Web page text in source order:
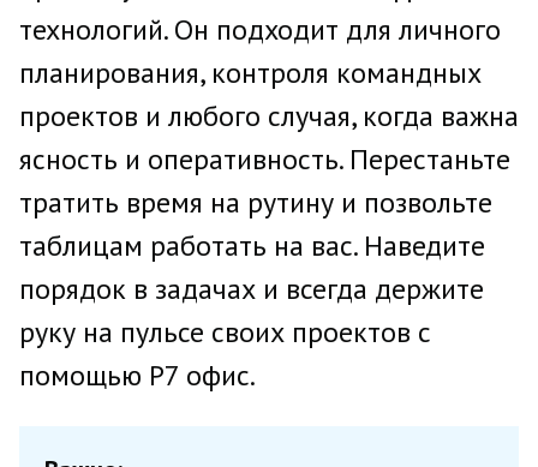
технологий. Он подходит для личного
планирования, контроля командных
проектов и любого случая, когда важна
ясность и оперативность. Перестаньте
тратить время на рутину и позвольте
таблицам работать на вас. Наведите
порядок в задачах и всегда держите
руку на пульсе своих проектов с
помощью Р7 офис.